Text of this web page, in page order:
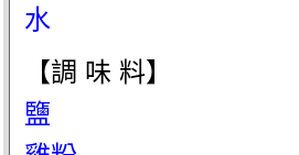
水
【調 味 料】
鹽